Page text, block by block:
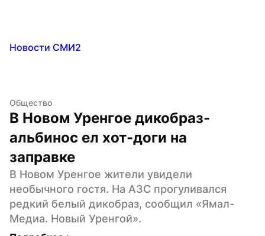
Новости СМИ2
Общество
В Новом Уренгое дикобраз-
альбинос ел хот-доги на
заправке
В Новом Уренгое жители увидели
необычного гостя. На АЗС прогуливался
редкий белый дикобраз, сообщил «Ямал-
Медиа. Новый Уренгой».